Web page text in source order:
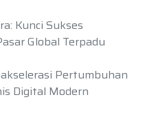
Kunci Sukses
Global Terpadu
Pertumbuhan
Digital Modern